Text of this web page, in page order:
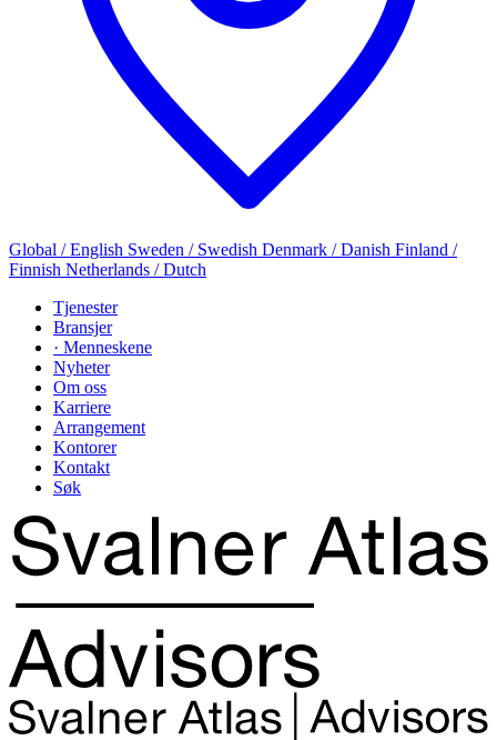
Global / English Sweden / Swedish Denmark / Danish Finland /
Finnish Netherlands / Dutch
Tjenester
Bransjer
· Menneskene
Nyheter
Om oss
Karriere
Arrangement
Kontorer
Kontakt
Søk